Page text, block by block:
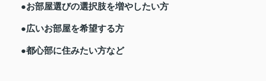
●お部屋選びの選択肢を増やしたい方
●広いお部屋を希望する方
●都心部に住みたい方など